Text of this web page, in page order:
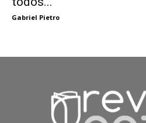
Gabriel Pietro